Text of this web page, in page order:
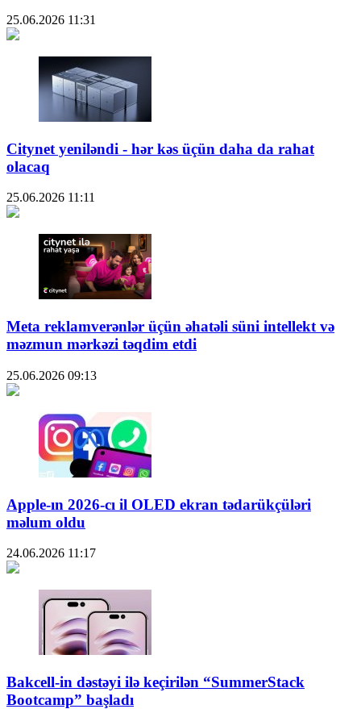
25.06.2026 11:31
Citynet yeniləndi - hər kəs üçün daha da rahat
olacaq
25.06.2026 11:11
Meta reklamverənlər üçün əhatəli süni intellekt və
məzmun mərkəzi təqdim etdi
25.06.2026 09:13
Apple-ın 2026-cı il OLED ekran tədarükçüləri
məlum oldu
24.06.2026 11:17
Bakcell-in dəstəyi ilə keçirilən “SummerStack
Bootcamp” başladı